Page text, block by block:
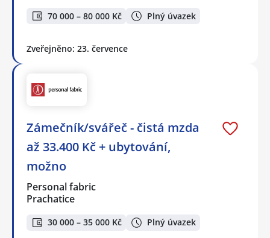
70 000 – 80 000 Kč Plný úvazek
Zveřejněno: 23. července
Zámečník/svářeč - čistá mzda
až 33.400 Kč + ubytování,
možno
Personal fabric
Prachatice
30 000 – 35 000 Kč Plný úvazek